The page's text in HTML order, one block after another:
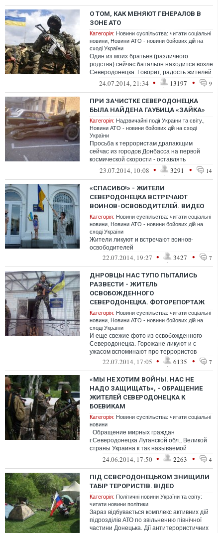
О ТОМ, КАК МЕНЯЮТ ГЕНЕРАЛОВ В
ЗОНЕ АТО
Категорія: Новини суспільства: читати соціальні
новини Новини АТО - новини бойових дій на
сході України
Один из моих братьев (различного
родства) сейчас батальон находится возле
Северодонецка. Говорит, радость жителей
по освобождению города - неимоверно ...
24.07.2014, 21:34 • 13197 • 9
ПРИ ЗАЧИСТКЕ СЕВЕРОДОНЕЦКА
БЫЛА НАЙДЕНА ГАУБИЦА «ЗАЙКА»
Категорія: Надзвичайні події України та світу.
Новини АТО - новини бойових дій на сході
України
Просьба к террористам драпающим
сейчас из городов Донбасса на первой
космической скорости - оставлять
вооружение и боеприпасы в целости и
сохранности,...
23.07.2014, 10:08 • 3291 • 14
«СПАСИБО!» - ЖИТЕЛИ
СЕВЕРОДОНЕЦКА ВСТРЕЧАЮТ
ВОИНОВ-ОСВОБОДИТЕЛЕЙ. ВИДЕО
Категорія: Новини суспільства: читати соціальні
новини Новини АТО - новини бойових дій на
сході України
Жители ликуют и встречают воинов-
освободителей
22.07.2014, 19:27 • 3427 • 7
ДНРОВЦЫ НАС ТУПО ПЫТАЛИСЬ
РАЗВЕСТИ - ЖИТЕЛЬ
ОСВОБОЖДЕННОГО
СЕВЕРОДОНЕЦКА. ФОТОРЕПОРТАЖ
Категорія: Новини суспільства: читати соціальні
новини Новини АТО - новини бойових дій на
сході України
И еще свежие фото из освобожденного
Северодонецка. Горожане ликуют и с
ужасом вспоминают про террористов
22.07.2014, 17:05 • 6135 • 7
«МЫ НЕ ХОТИМ ВОЙНЫ. НАС НЕ
НАДО ЗАЩИЩАТЬ», - ОБРАЩЕНИЕ
ЖИТЕЛЕЙ СЕВЕРОДОНЕЦКА К
БОЕВИКАМ
Категорія: Новини суспільства: читати соціальні
новини
Обращение мирных граждан
г.Северодонецка Луганской обл., Великой
страны Украина к так называемой
"самообороне" города
24.06.2014, 17:50 • 2263 • 4
ПІД СЄВЄРОДОНЕЦЬКОМ ЗНИЩИЛИ
ТАБІР ТЕРОРИСТІВ. ВІДЕО
Категорія: Політичні новини України та світу:
читати новини політики
Зараз відбувається комплекс активних дій
підрозділів АТО по звільненню північної
частини Донецька. Дії антитерористичних